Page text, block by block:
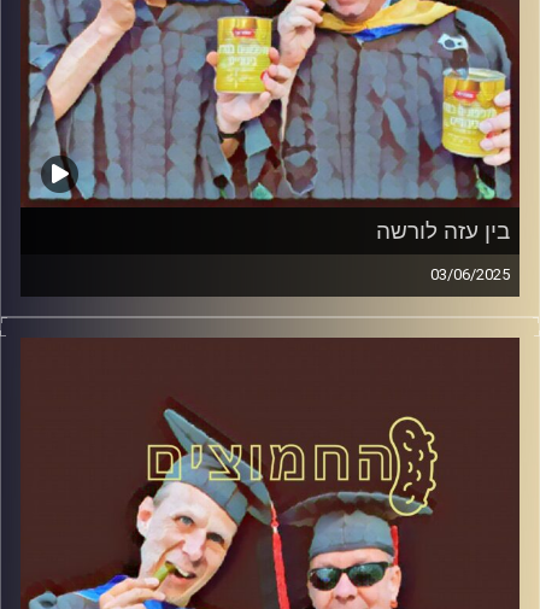
בין עזה לורשה
03/06/2025
המערכת הפוליטית על ספת הפסיכולוג, עם פרופסור בועז בן-
דוד ופרופסור גלעד הירשברגר
קרדיט תמונות:AudioVersity